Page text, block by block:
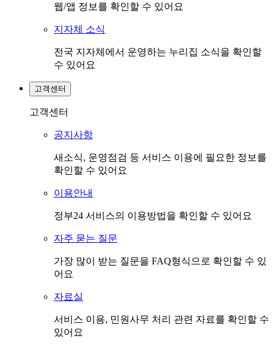
웹/앱 정보를 확인할 수 있어요
지자체 소식
전국 지자체에서 운영하는 누리집 소식을 확인할
수 있어요
고객센터
고객센터
공지사항
새소식, 운영점검 등 서비스 이용에 필요한 정보를
확인할 수 있어요
이용안내
정부24 서비스의 이용방법을 확인할 수 있어요
자주 묻는 질문
가장 많이 받는 질문을 FAQ형식으로 확인할 수 있
어요
자료실
서비스 이용, 민원사무 처리 관련 자료를 확인할 수
있어요